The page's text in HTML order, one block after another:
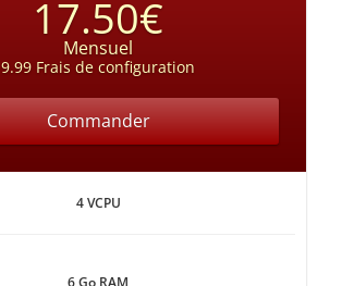
17.50€
Mensuel
9.99 Frais de configuration
Commander
4 VCPU
6 Go RAM